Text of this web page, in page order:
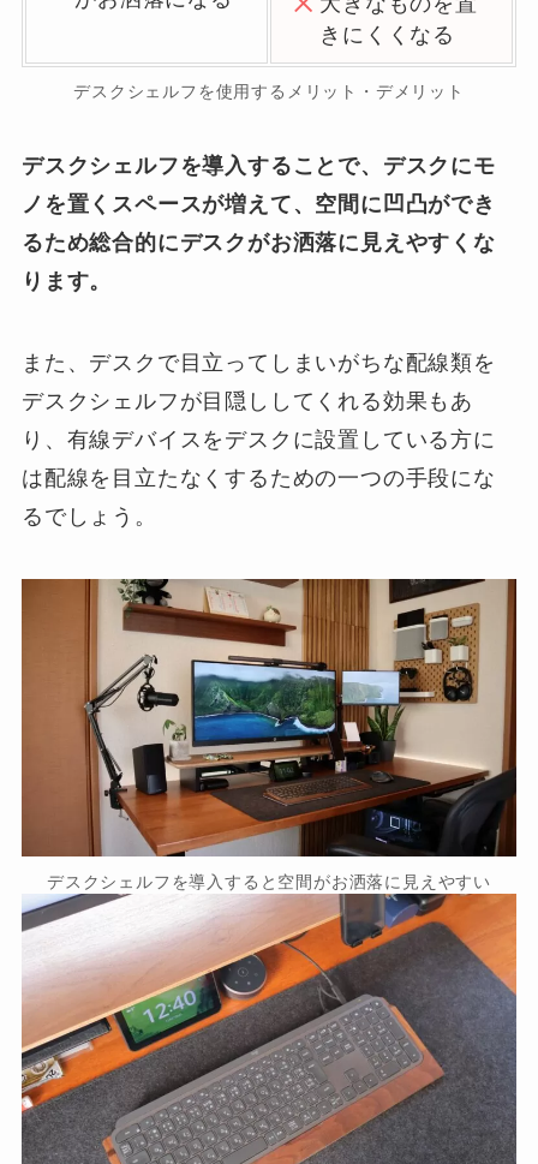
きにくくなる
デスクシェルフを使用するメリット・デメリット
デスクシェルフを導入することで、デスクにモ
ノを置くスペースが増えて、空間に凹凸ができ
るため総合的にデスクがお洒落に見えやすくな
ります。
また、デスクで目立ってしまいがちな配線類を
デスクシェルフが目隠ししてくれる効果もあ
り、有線デバイスをデスクに設置している方に
は配線を目立たなくするための一つの手段にな
るでしょう。
デスクシェルフを導入すると空間がお洒落に見えやすい